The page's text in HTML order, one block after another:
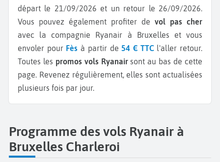
départ le 21/09/2026 et un retour le 26/09/2026.
Vous pouvez également profiter de vol pas cher
avec la compagnie Ryanair à Bruxelles et vous
envoler pour Fès à partir de54 € TTCl'aller retour.
Toutes les promos vols Ryanairsont au bas de cette
page. Revenez régulièrement, elles sont actualisées
plusieurs fois par jour.
Programme des vols Ryanair à
Bruxelles Charleroi